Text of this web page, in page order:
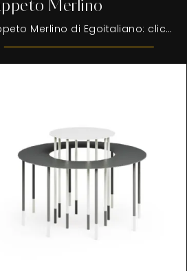
Merlino
Tappeto Merlino di Egoitaliano: clicca e ottieni informazioni sui Complementi e tappeti design in tessuto del noto e rinomato brand!